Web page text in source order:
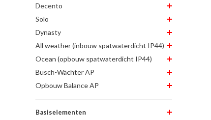
Decento
Solo
Dynasty
All weather (inbouw spatwaterdicht IP44)
Ocean (opbouw spatwaterdicht IP44)
Busch-Wächter AP
Opbouw Balance AP
Basiselementen